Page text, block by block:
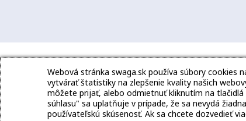
Webová stránka swaga.sk používa súbory cookies
vytvárať štatistiky na zlepšenie kvality našich
môžete prijať, alebo odmietnuť kliknutím na tlačidlá
súhlasu" sa uplatňuje v prípade, že sa nevydá
používateľskú skúsenosť. Ak sa chcete dozvedieť